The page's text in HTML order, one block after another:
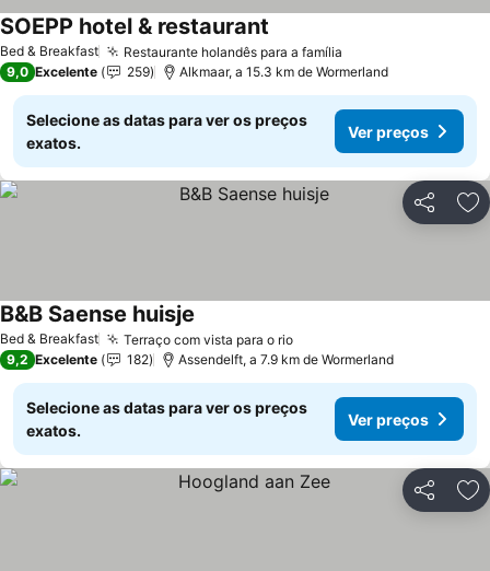
Bed & Breakfast Restaurante holandês para a família
SOEPP hotel & restaurant
9,0 Excelente 259 Alkmaar, a 15.3 km de Wormerland
Selecione as datas para ver os preços
exatos.
Ver preços
Partilhar
Bed & Breakfast Terraço com vista para o rioVer preços
B&B Saense huisje
9,2 Excelente 182 Assendelft, a 7.9 km de Wormerland
Selecione as datas para ver os preços
exatos.
Ver preços
Partilhar